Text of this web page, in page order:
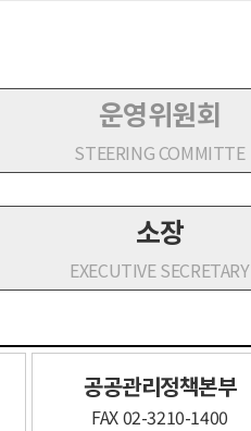
운영위원회​
STEERING COMMITTE​​
소장
EXECUTIVE SECRETARY​
공공관리정책본부​
FAX 02-3210-1400